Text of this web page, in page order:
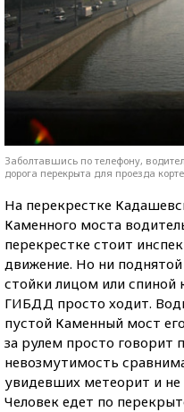
Заболтавшись по телефону,
дорога перекрыта для проезда
На перекрестке
Каменного моста
перекрестке стоит
движение. Но ни
стойки лицом или спиной
ГИБДД просто ходит.
пустой Каменный мост
за рулем просто говорит
невозмутимость
увидевших метеорит и
Человек едет по